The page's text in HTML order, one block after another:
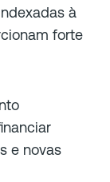
à
forte
e novas